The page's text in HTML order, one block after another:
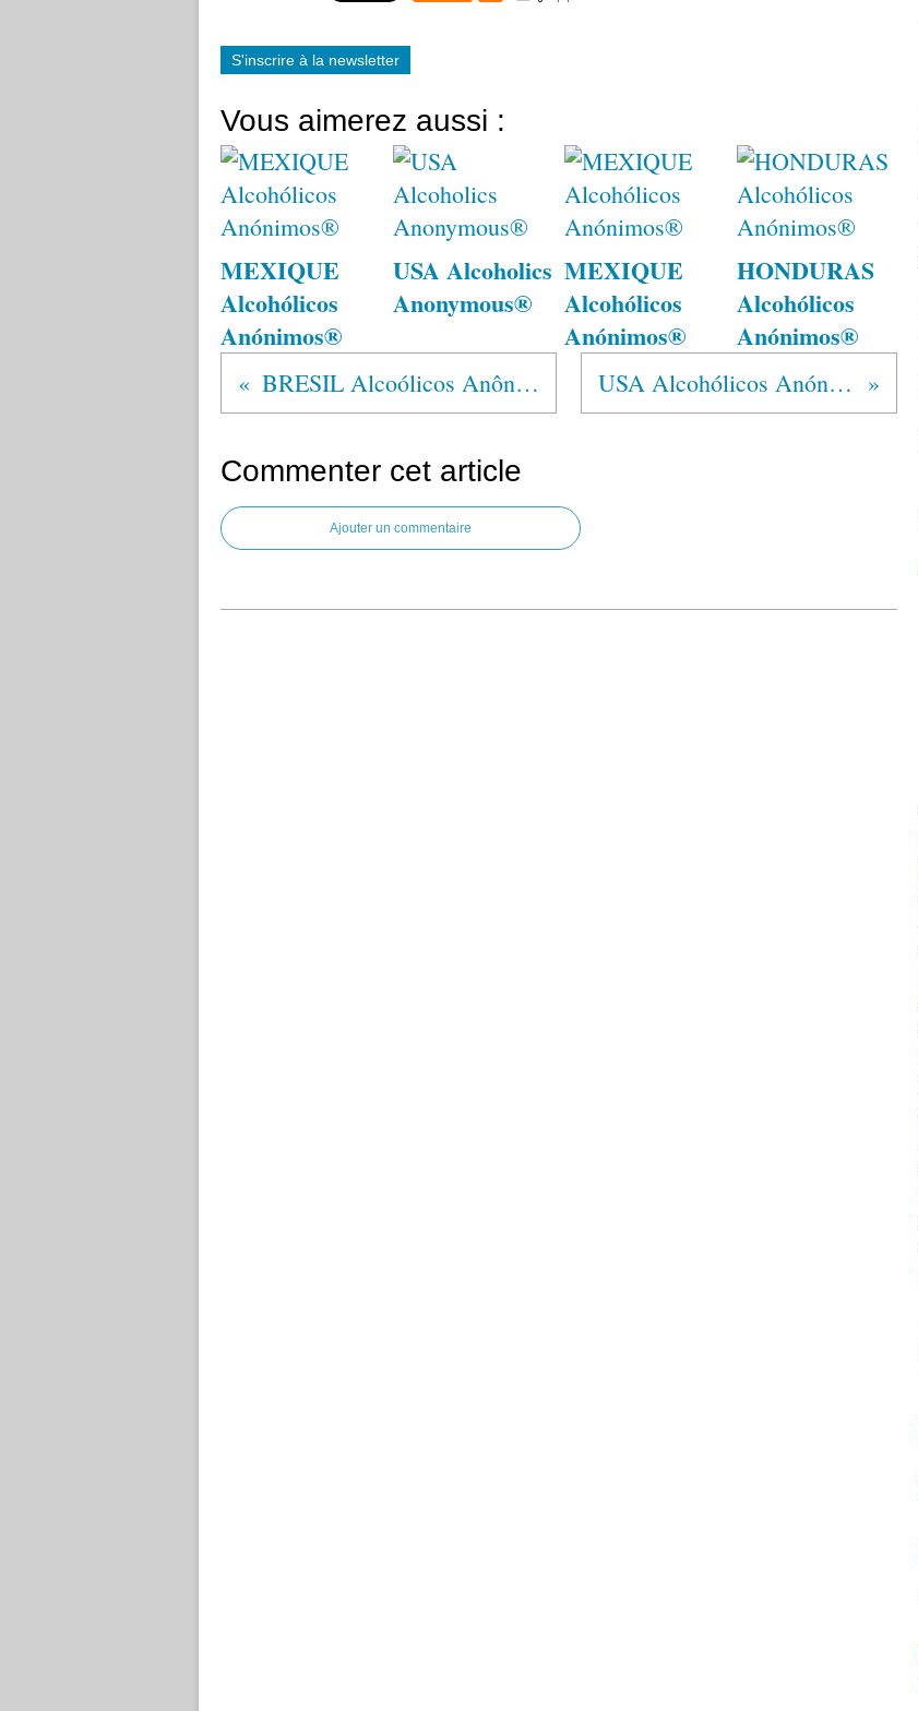
S'inscrire à la newsletter
Vous aimerez aussi :
MEXIQUE
Alcohólicos
Anónimos®
USA Alcoholics
Anonymous®
MEXIQUE
Alcohólicos
Anónimos®
HONDURAS
Alcohólicos
Anónimos®
BRESIL Alcoólicos Anônimos® USA Alcohólicos Anónimos®
Commenter cet article
Ajouter un commentaire